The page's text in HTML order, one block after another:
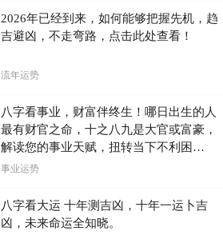
2026年已经到来，如何能够把握先机，趋
吉避凶，不走弯路，点击此处查看！
流年运势
八字看事业，财富伴终生！哪日出生的人
最有财官之命，十之八九是大官或富豪，
解读您的事业天赋，扭转当下不利困
局！！
事业运势
八字看大运 十年测吉凶，十年一运卜吉
凶，未来命运全知晓。